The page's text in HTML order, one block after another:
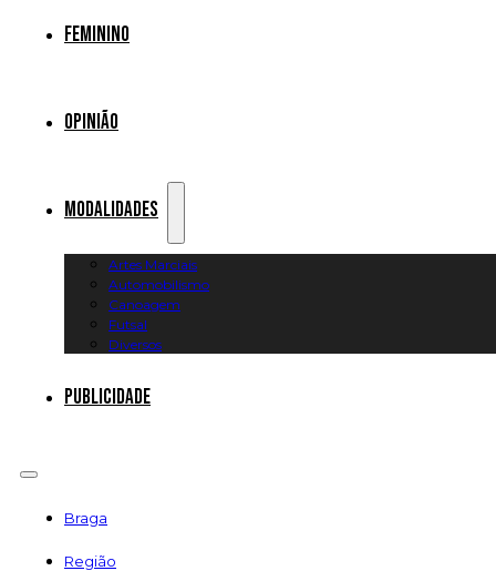
Feminino
Opinião
Modalidades
Artes Marciais
Automobilismo
Canoagem
Futsal
Diversos
Publicidade
Braga
Região